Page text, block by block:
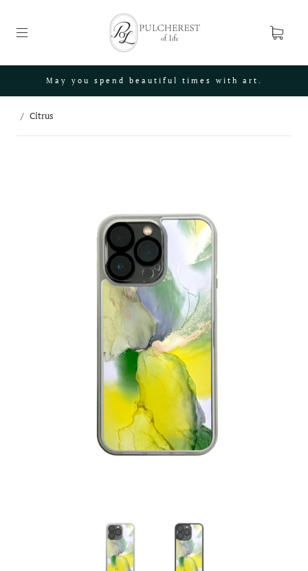
May you spend beautiful times with art.
/ Citrus